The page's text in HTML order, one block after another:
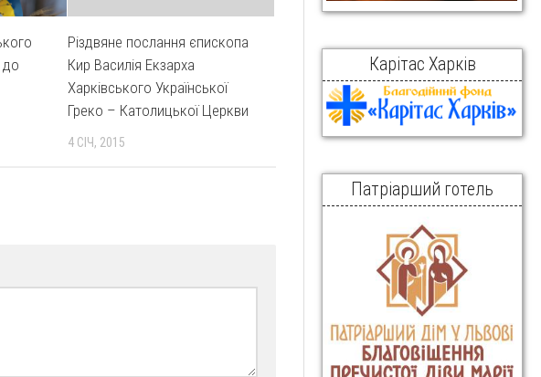
до
Різдвяне послання єпископа
Кир Василія Екзарха
Харківського Української
Греко – Католицької Церкви
4 СІЧ, 2015
Карітас Харків
Патріарший готель